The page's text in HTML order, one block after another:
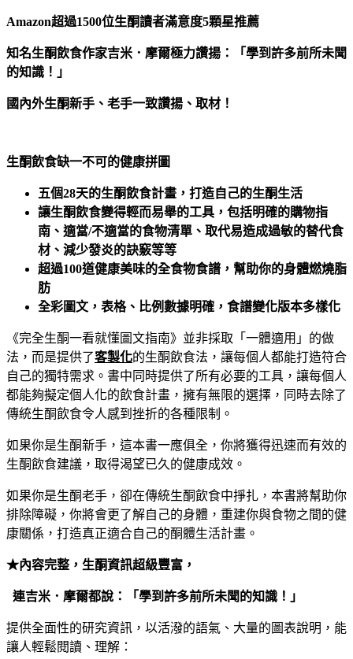
Amazon超過1500位生酮讀者滿意度5顆星推薦
知名生酮飲食作家吉米．摩爾極力讚揚： 「學到許多前所未聞
的知識！」
國內外生酮新手、老手一致讚揚、取材！
生酮飲食缺一不可的健康拼圖
五個28天的生酮飲食計畫，打造自己的生酮生活
讓生酮飲食變得輕而易舉的工具，包括明確的購物指
南、適當/不適當的食物清單、取代易造成過敏的替代食
材、減少發炎的訣竅等等
超過100道健康美味的全食物食譜，幫助你的身體燃燒脂
肪
全彩圖文，表格、比例數據明確，食譜變化版本多樣化
《完全生酮一看就懂圖文指南》並非採取「一體適用」的做
法，而是提供了客製化的生酮飲食法，讓每個人都能打造符合
自己的獨特需求。書中同時提供了所有必要的工具，讓每個人
都能夠擬定個人化的飲食計畫，擁有無限的選擇，同時去除了
傳統生酮飲食令人感到挫折的各種限制。
如果你是生酮新手，這本書一應俱全，你將獲得迅速而有效的
生酮飲食建議，取得渴望已久的健康成效。
如果你是生酮老手，卻在傳統生酮飲食中掙扎，本書將幫助你
排除障礙，你將會更了解自己的身體，重建你與食物之間的健
康關係，打造真正適合自己的酮體生活計畫。
★內容完整，生酮資訊超級豐富，
連吉米．摩爾都說：「學到許多前所未聞的知識！」
提供全面性的研究資訊，以活潑的語氣、大量的圖表說明，能
讓人輕鬆閱讀、理解：